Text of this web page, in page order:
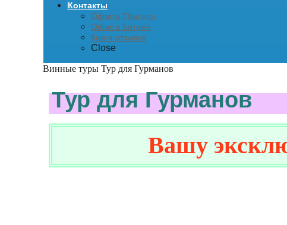
Контакты
Офис в Тбилиси
Офис в Батуми
Книга отзывов
Close
Винные туры Тур для Гурманов
Тур для Гурманов
Вашу